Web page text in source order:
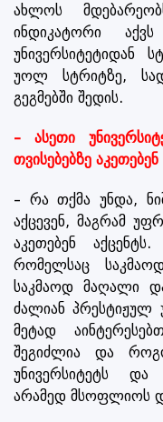
ახლოს
ინდიკატორი
უნივერსიტეტიდან
უოლ სტრიტზე,
გეგმებში შედის.
– ასეთი
თვისებებზე
– რა თქმა უნდა,
აქცევენ, მაგრამ
აკეთებენ
რომელსაც
საკმაოდ მაღალი
ძალიან პრესტიჟულ
მეტად
შეგიძლია და
უნივერსიტეტს
არამედ მსოფლიოს